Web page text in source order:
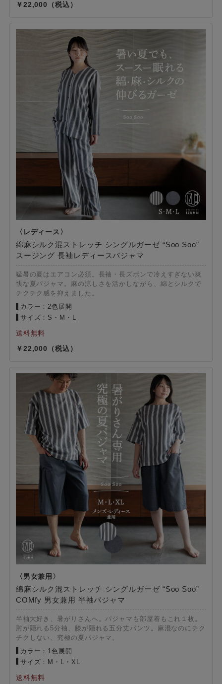
22,000
綿麻シルク混ストレッチ シングルガーゼ “Soo Soo”
スージング 長袖レディースパジャマ
猛暑の夏はエアコン必須。長袖・長ズボンで冷えすぎない爽
快な夏パジャマ。麻の涼しさを活かしながら、綿とシルクで
チクチク感を抑えました。
カラー：2色展開
サイズ：S・M・L
22,000
綿麻シルク混ストレッチ シングルガーゼ “Soo Soo”
COMfy 男女兼用 半袖パジャマ
半袖大好き、暑がりさんへ。パジャマも部屋着もこれ１枚。
肘が隠れる5分袖、膝が隠れる五分丈パンツ。麻混なのにチク
チクしない、究極の夏パジャマ。
カラー：1色展開
サイズ：M・L・XL